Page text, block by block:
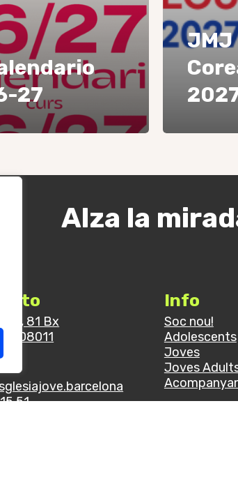
27
JMJ
Alza la
81 Bx
08011
51
Info
Soc nou!
Adolescents
Joves
Joves